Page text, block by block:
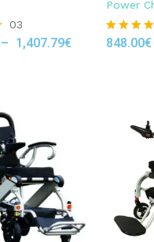
03
– 1,407.79€
Power
Rated
848.00€